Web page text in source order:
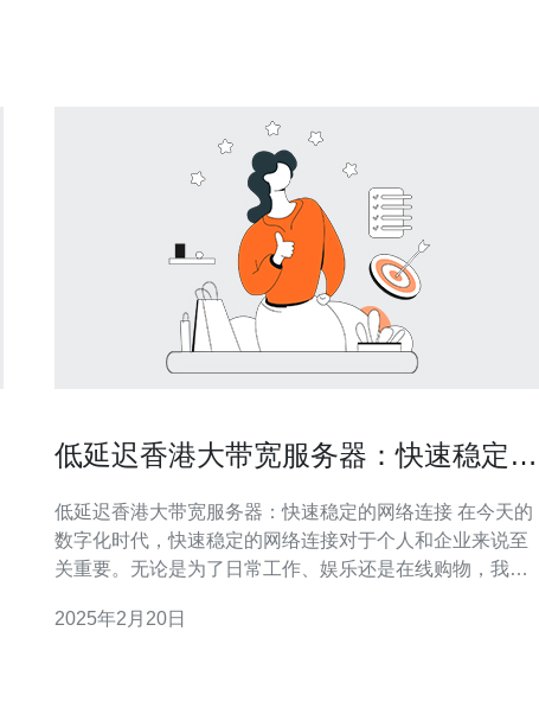
低延迟香港大带宽服务器：快速稳定的
低延迟香港大带宽服务器：快速稳定的网络连接 在今天的
数字化时代，快速稳定的网络连接对于个人和企业来说至
关重要。无论是为了日常工作、娱乐还是在线购物，我们
际化的城市，拥有世界一流的网络基础设施，提供低延迟
2025年2月20日